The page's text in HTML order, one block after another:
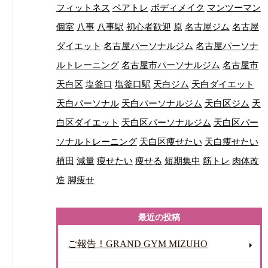
フィットネス ペアトレ ボディメイク マンツーマン
個室 八事 八事駅 初心者歓迎 原 名古屋ジム 名古屋
ダイエット 名古屋パーソナルジム 名古屋パーソナ
ルトレーニング 名古屋市パーソナルジム 名古屋市
天白区 塩釜口 塩釜口駅 天白ジム 天白ダイエット
天白パーソナル 天白パーソナルジム 天白区ジム 天
白区ダイエット 天白区パーソナルジム 天白区パー
ソナルトレーニング 天白区痩せたい 天白痩せたい
植田 減量 痩せたい 痩せる 短期集中 筋トレ 肉体改
造 脚痩せ
最近の投稿
ご報告！GRAND GYM MIZUHO